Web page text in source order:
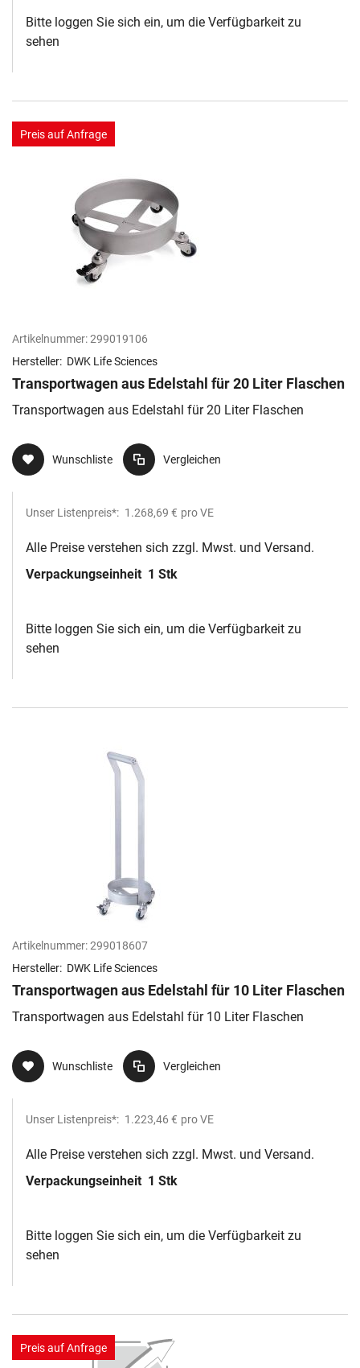
Bitte loggen Sie sich ein, um die Verfügbarkeit zu
sehen
Preis auf Anfrage
Artikelnummer:299019106
Hersteller: DWK Life Sciences
Transportwagen aus Edelstahl für 20 Liter Flaschen
Transportwagen aus Edelstahl für 20 Liter Flaschen
Wunschliste Vergleichen
Unser Listenpreis*: 1.268,69 € pro VE
Alle Preise verstehen sich zzgl. Mwst. und Versand.
Verpackungseinheit 1 Stk
Bitte loggen Sie sich ein, um die Verfügbarkeit zu
sehen
Artikelnummer:299018607
Hersteller: DWK Life Sciences
Transportwagen aus Edelstahl für 10 Liter Flaschen
Transportwagen aus Edelstahl für 10 Liter Flaschen
Wunschliste Vergleichen
Unser Listenpreis*: 1.223,46 € pro VE
Alle Preise verstehen sich zzgl. Mwst. und Versand.
Verpackungseinheit 1 Stk
Bitte loggen Sie sich ein, um die Verfügbarkeit zu
sehen
Preis auf Anfrage